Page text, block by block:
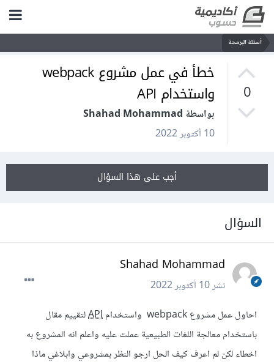
أسئلة البرمجة
0
خطأ في عمل مشروع webpack
واستخدام API
بواسطة Shahad Mohammad
10 أكتوبر 2022
أجب على هذا السؤال
السؤال
Shahad Mohammad
نشر10 أكتوبر 2022
احاول عمل مشروع webpack واستخدام
APIلتقييم مقال
باستخدام معالجة اللغات الطبيعية عملت عليه واعلم انه المشروع به
اخطاء لكن لم اعرف كيف الحل ارجو النظر بمشروعي وابلاغي ماذا